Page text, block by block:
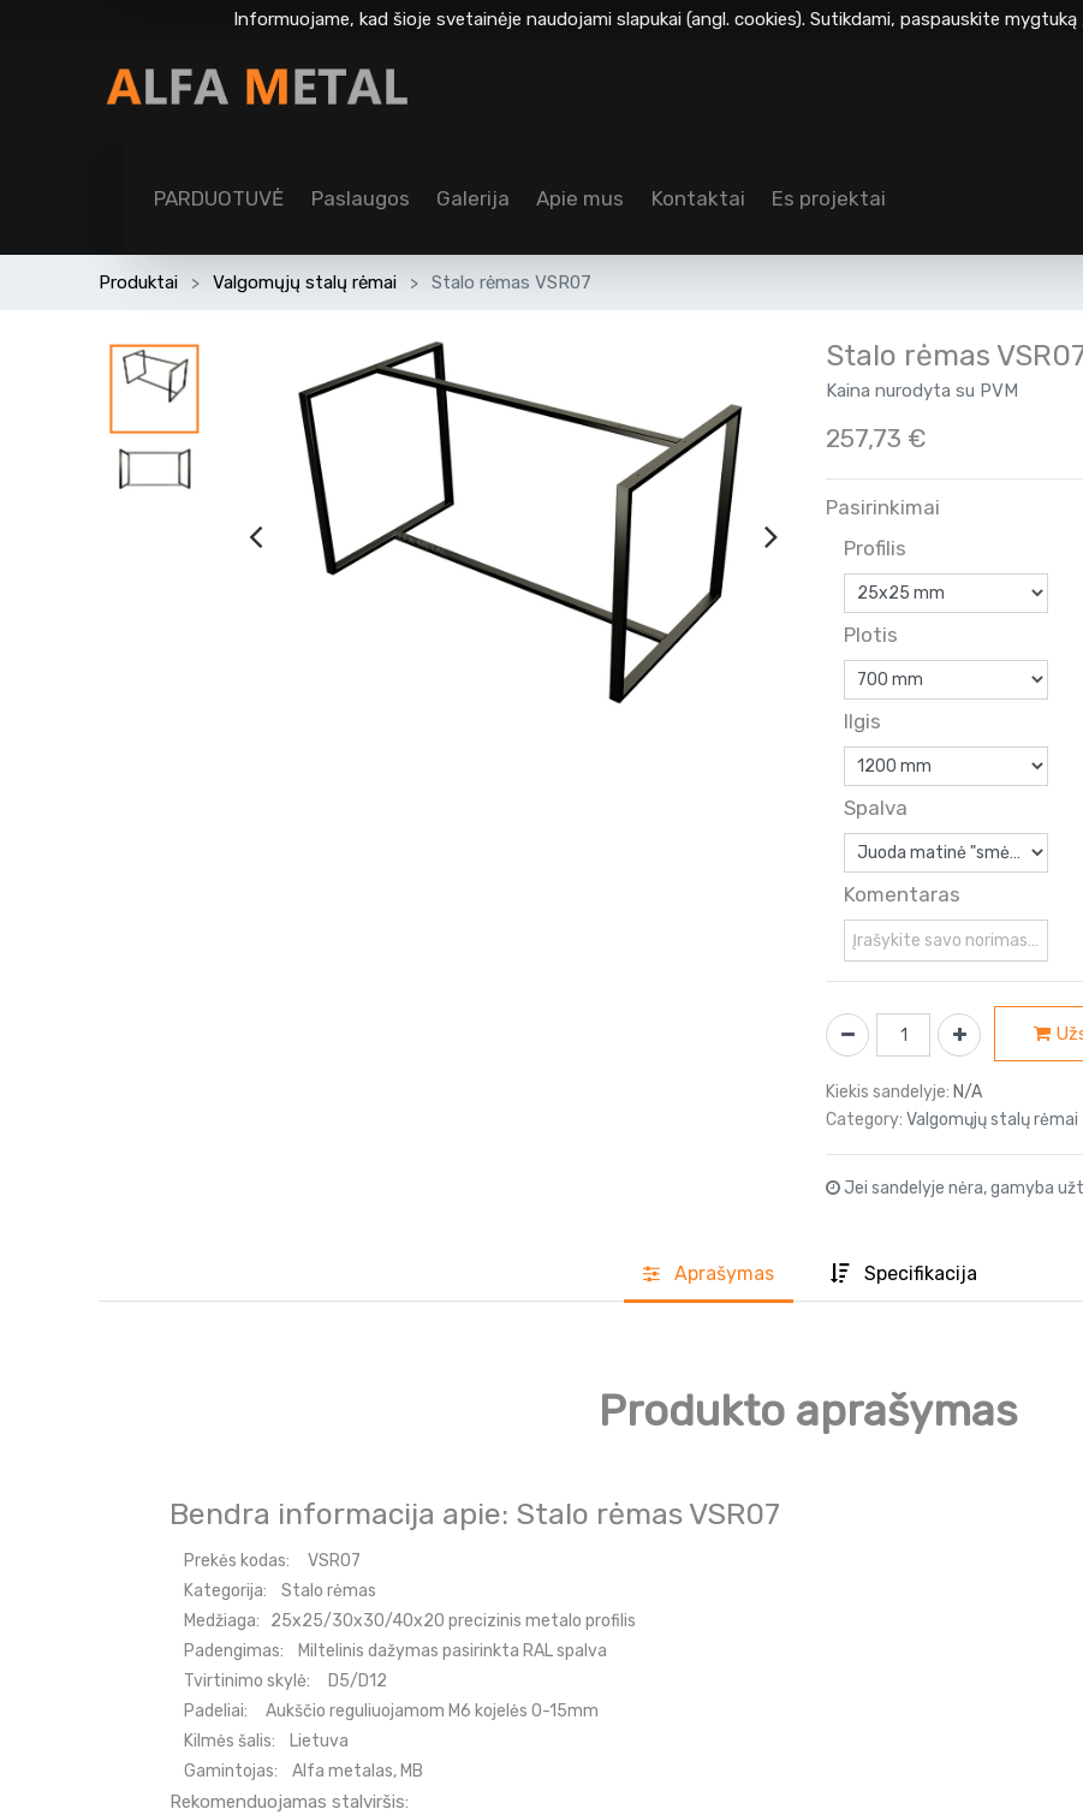
Informuojame, kad šioje svetainėje naudojami slapukai (angl. cookies). Sutikdami, paspauskite mygtuką
PARDUOTUVĖ Paslaugos Galerija Apie mus Kontaktai Es projektai
Produktai Valgomųjų stalų rėmai Stalo rėmas VSR07
Stalo rėmas
Kaina nurodyta su PVM
257,73 €
Pasirinkimai
Profilis
Plotis
Ilgis
Spalva
Komentaras
Kiekis sandelyje: N/A
Category: Valgomųjų stalų rėmai
Jei sandelyje nėra, gamyba
Aprašymas Specifikacija
Produkto aprašymas
Bendra informacija apie: Stalo rėmas VSR07
Prekės kodas:
VSR07
Kategorija: Stalo rėmas
Medžiaga:
25x25/30x30/40x20 precizinis metalo profilis
Padengimas:
Miltelinis dažymas pasirinkta RAL spalva
Tvirtinimo skylė:
D5/D12
Padeliai: Aukščio reguliuojamom M6 kojelės 0-15mm
Kilmės šalis:
Lietuva
Gamintojas:
Alfa metalas, MB
Rekomenduojamas stalviršis: